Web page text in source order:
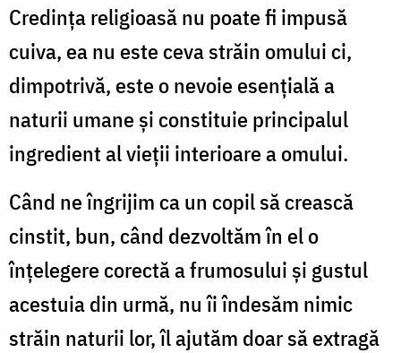
Credința religioasă nu poate fi impusă
cuiva, ea nu este ceva străin omului ci,
dimpotrivă, este o nevoie esențială a
naturii umane și constituie principalul
ingredient al vieții interioare a omului.
Când ne îngrijim ca un copil să crească
cinstit, bun, când dezvoltăm în el o
înțelegere corectă a frumosului și gustul
acestuia din urmă, nu îi îndesăm nimic
străin naturii lor, îl ajutăm doar să extragă